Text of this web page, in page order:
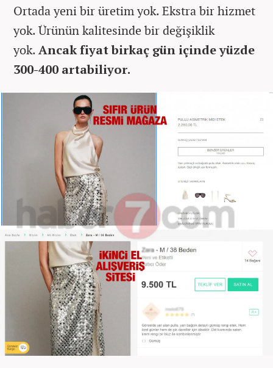
Ortada yeni bir üretim yok. Ekstra bir hizmet
yok. Ürünün kalitesinde bir değişiklik
yok.Ancak fiyat birkaç gün içinde yüzde
300-400 artabiliyor.